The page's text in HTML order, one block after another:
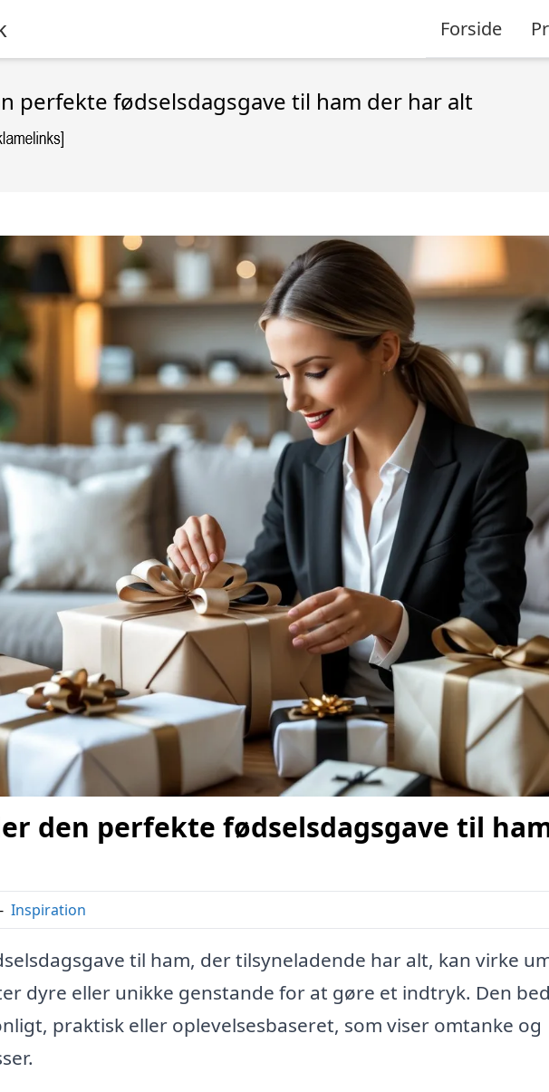
Forside
perfekte fødselsdagsgave til ham der har alt
den perfekte fødselsdagsgave til
- Inspiration
til ham, der tilsyneladende har alt, kan virke
dyre eller unikke genstande for at gøre et indtryk. Den
praktisk eller oplevelsesbaseret, som viser omtanke og